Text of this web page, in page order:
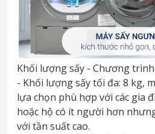
Khối lượng sấy - Chương
- Khối lượng sấy tối đa: 8 kg,
lựa chọn phù hợp với các gia
hoặc hộ có ít người hơn
với tần suất cao.